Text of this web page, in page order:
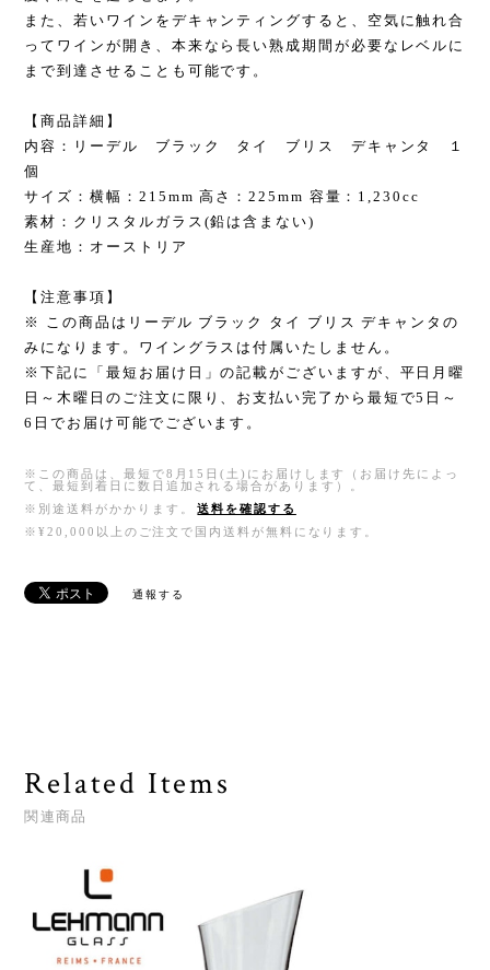
また、若いワインをデキャンティングすると、空気に触れ合
ってワインが開き、本来なら長い熟成期間が必要なレベルに
まで到達させることも可能です。
【商品詳細】
内容：リーデル ブラック タイ ブリス デキャンタ １
個
サイズ：横幅：215mm 高さ：225mm 容量：1,230cc
素材：クリスタルガラス(鉛は含まない)
生産地：オーストリア
【注意事項】
※ この商品はリーデル ブラック タイ ブリス デキャンタの
みになります。ワイングラスは付属いたしません。
※下記に「最短お届け日」の記載がございますが、平日月曜
日～木曜日のご注文に限り、お支払い完了から最短で5日～
6日でお届け可能でございます。
※この商品は、最短で8月15日(土)にお届けします（お届け先によっ
て、最短到着日に数日追加される場合があります）。
※別途送料がかかります。
送料を確認する
※¥20,000以上のご注文で国内送料が無料になります。
通報する
Related Items
関連商品